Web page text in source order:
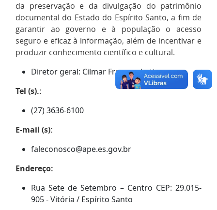
da preservação e da divulgação do patrimônio
documental do Estado do Espírito Santo, a fim de
garantir ao governo e à população o acesso
seguro e eficaz à informação, além de incentivar e
produzir conhecimento científico e cultural.
Diretor geral: Cilmar Franceschetto
Tel (s).:
(27) 3636-6100
E-mail (s):
faleconosco@ape.es.gov.br
Endereço:
Rua Sete de Setembro – Centro CEP: 29.015-
905 - Vitória / Espírito Santo